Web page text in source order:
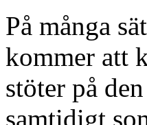
På många
kommer att
stöter på
samtidigt